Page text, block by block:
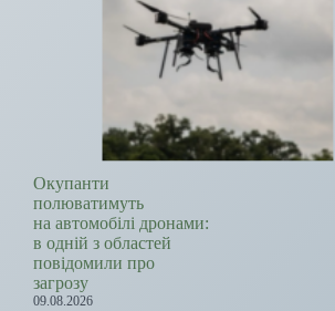
Окупанти
полюватимуть
на автомобілі дронами:
в одній з областей
повідомили про
загрозу
09.08.2026